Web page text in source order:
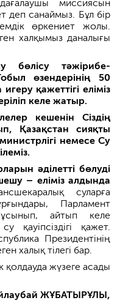
миссиясын
деп санаймыз. Бұл бір
өркениет жолы.
халқымыз даналығы
бөлісу тәжірибе-
өзендерінің 50
қажеттігі еліміз
келе жатыр.
кешенін Сіздің
Қазақстан сияқты
немесе Су
әділетті бөлуді
– еліміз алдында
суларға
Парламент
айтып келе
қауіпсіздігі қажет.
Президентінің
халық тілегі бар.
қолдауда жүзеге асады
ЖҰБАТЫРҰЛЫ,